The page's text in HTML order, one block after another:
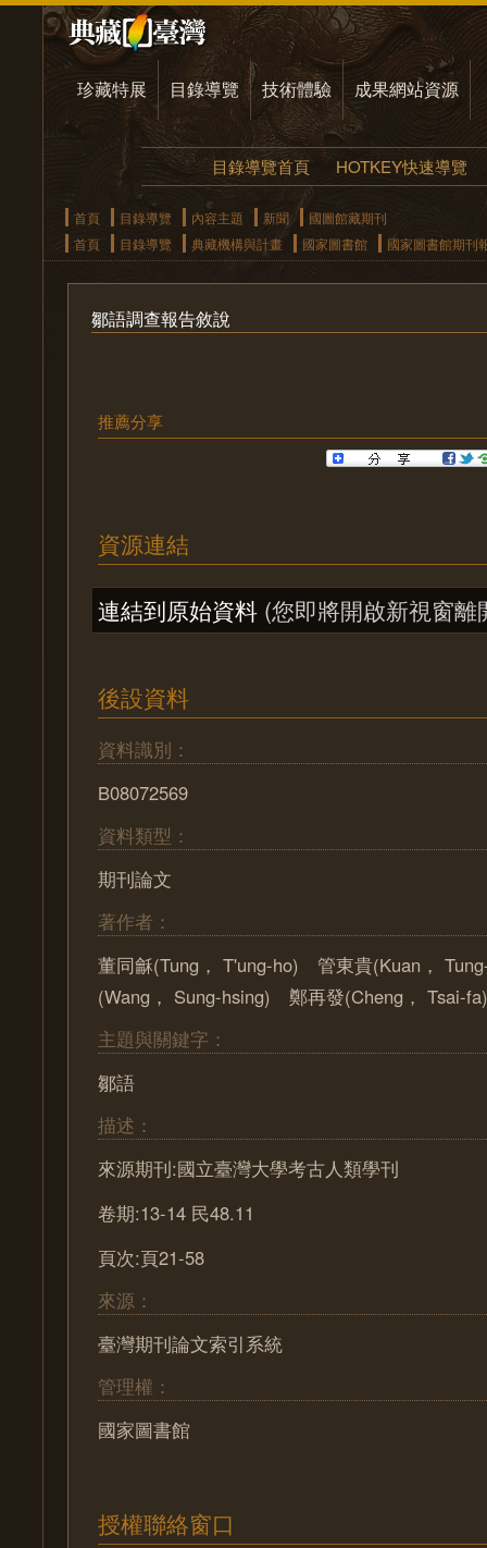
珍藏特展 目錄導覽 技術體驗 成果網站資源
目錄導覽首頁 HOTKEY快速導覽
首頁 目錄導覽 內容主題 新聞
國圖館藏期刊
首頁
目錄導覽 典藏機構與計畫 國家圖書館 國家圖書館期刊
鄒語調查報告敘說
推薦分享
資源連結
連結到原始資料 (您即將開啟新視窗離
後設資料
資料識別：
B08072569
資料類型：
期刊論文
著作者：
董同龢(Tung， T'ung-ho) 管東貴(Kuan，
(Wang， Sung-hsing) 鄭再發(Cheng， Tsai-
主題與關鍵字：
鄒語
描述：
來源期刊:國立臺灣大學考古人類學刊
卷期:13-14 民48.11
頁次:頁21-58
來源：
臺灣期刊論文索引系統
管理權：
國家圖書館
授權聯絡窗口